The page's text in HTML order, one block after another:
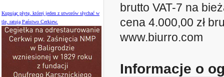
Kupując płytę, której jeden z utworów słychać w
tle, ratują Państwo Cerkiew.
brutto VAT-7 na
cena 4.000,00 zł
www.biurro.com
Informacje o